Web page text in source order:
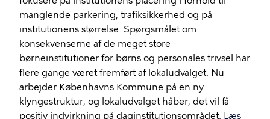
manglende parkering, trafiksikkerhed og på
institutionens størrelse. Spørgsmålet om
konsekvenserne af de meget store
børneinstitutioner for børns og personales trivsel har
flere gange været fremført af lokaludvalget. Nu
arbejder Københavns Kommune på en ny
klyngestruktur, og lokaludvalget håber, det vil få
positiv indvirkning på daginstitutionsområdet. Læs